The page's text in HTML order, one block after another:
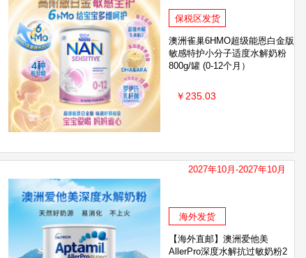
保税区发货
澳洲雀巢6HMO超级能恩白金版
敏感特护小分子适度水解奶粉
800g/罐 (0-12个月）
￥235.03
2027年10月-2027年10月
海外发货
【海外直邮】澳洲爱他美
AllerPro深度水解抗过敏奶粉2